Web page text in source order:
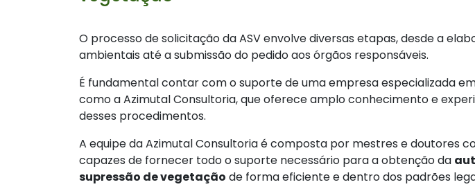
O processo de solicitação da ASV envolve diversas etapas, desde a
ambientais até a submissão do pedido aos órgãos responsáveis.
É fundamental contar com o suporte de uma empresa especializada
como a Azimutal Consultoria, que oferece amplo conhecimento e
desses procedimentos.
A equipe da Azimutal Consultoria é composta por mestres e doutores
capazes de fornecer todo o suporte necessário para a obtenção da
supressão de vegetação de forma eficiente e dentro dos padrões